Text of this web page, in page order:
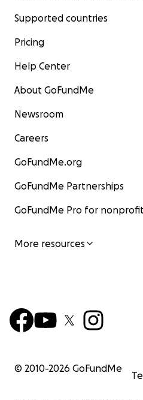
Supported countries
Pricing
Help Center
About GoFundMe
Newsroom
Careers
GoFundMe.org
GoFundMe Partnerships
GoFundMe Pro for
More resources
© 2010-2026 GoFundMe